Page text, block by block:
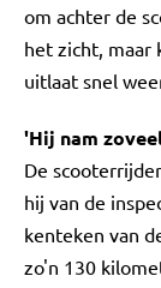
om achter de
het zicht, maar
uitlaat snel
'Hij nam
De
hij van de
kenteken van
zo'n 130